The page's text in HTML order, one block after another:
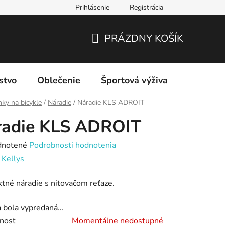
Prihlásenie Registrácia
KOŠÍK
PRÁZDNY KOŠÍK
Oblečenie Športová výživa
na bicykle / Náradie / Náradie KLS ADROIT
KLS ADROIT
Podrobnosti hodnotenia
Kellys
náradie s nitovačom reťaze.
bola vypredaná…
Momentálne nedostupné